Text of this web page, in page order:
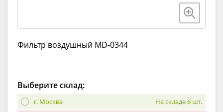
Фильтр воздушный MD-0344
Выберите склад:
г. Москва
На складе 6 шт.